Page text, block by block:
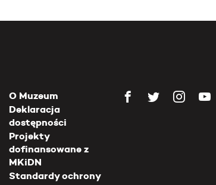
O Muzeum
Deklaracja
dostępności
Projekty
dofinansowane z
MKiDN
Standardy ochrony